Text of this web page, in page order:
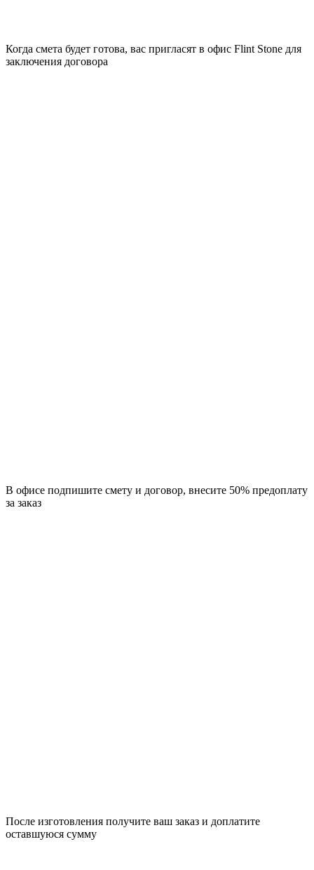
Когда смета будет готова, вас пригласят в офис Flint Stone для
заключения договора
В офисе подпишите смету и договор, внесите 50% предоплату
за заказ
После изготовления получите ваш заказ и доплатите
оставшуюся сумму